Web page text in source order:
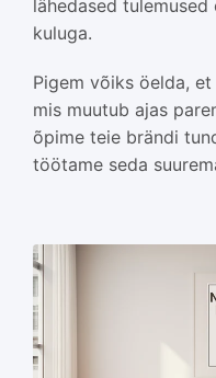
lähedased
kuluga.
Pigem võiks öelda,
mis muutub ajas
õpime teie brändi
töötame seda